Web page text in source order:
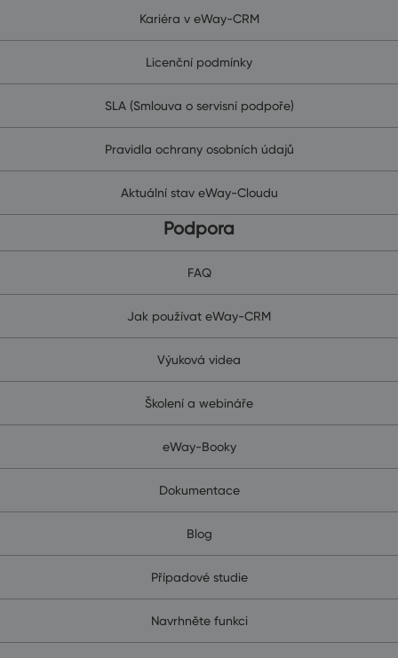
Kariéra v eWay-CRM
Licenční podmínky
SLA (Smlouva o servisní podpoře)
Pravidla ochrany osobních údajů
Aktuální stav eWay-Cloudu
Podpora
FAQ
Jak používat eWay-CRM
Výuková videa
Školení a webináře
eWay-Booky
Dokumentace
Blog
Případové studie
Navrhněte funkci